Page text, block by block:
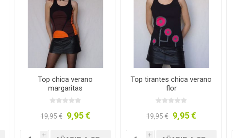
Calzado de algodón y
Top chica verano
margaritas
19,95 € 9,95 €
i
Top tirantes chica verano
flor
19,95 € 9,95 €
i